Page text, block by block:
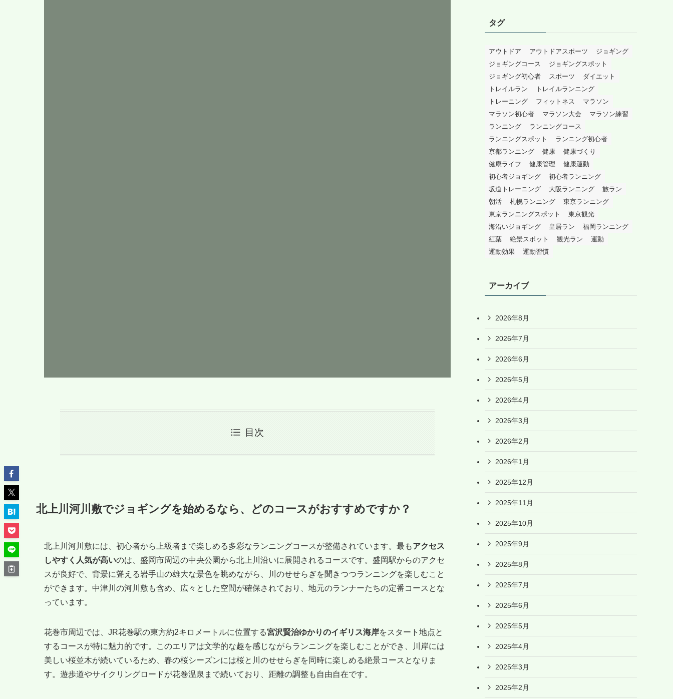
目次
北上川河川敷でジョギングを始めるなら、どのコースがおすすめですか？
北上川河川敷には、初心者から上級者まで楽しめる多彩なランニングコースが整備されています。最もアクセス
しやすく人気が高いのは、盛岡市周辺の中央公園から北上川沿いに展開されるコースです。盛岡駅からのアクセ
スが良好で、背景に聳える岩手山の雄大な景色を眺めながら、川のせせらぎを聞きつつランニングを楽しむこと
ができます。中津川の河川敷も含め、広々とした空間が確保されており、地元のランナーたちの定番コースとな
っています。
花巻市周辺では、JR花巻駅の東方約2キロメートルに位置する宮沢賢治ゆかりのイギリス海岸をスタート地点と
するコースが特に魅力的です。このエリアは文学的な趣を感じながらランニングを楽しむことができ、川岸には
美しい桜並木が続いているため、春の桜シーズンには桜と川のせせらぎを同時に楽しめる絶景コースとなりま
す。遊歩道やサイクリングロードが花巻温泉まで続いており、距離の調整も自由自在です。
タグ
アウトドア アウトドアスポーツ
ジョギング
ジョギングコース
ジョギングスポット
ジョギング初心者
スポーツ
ダイエット
トレイルラン
トレイルランニング
トレーニング
フィットネス
マラソン
マラソン初心者
マラソン大会
マラソン練習
ランニング
ランニングコース
ランニングスポット
ランニング初心者
京都ランニング
健康
健康づくり
健康ライフ
健康管理
健康運動
初心者ジョギング
初心者ランニング
坂道トレーニング
大阪ランニング
旅ラン
朝活
札幌ランニング
東京ランニング
東京ランニングスポット
東京観光
海沿いジョギング
皇居ラン
福岡ランニング
紅葉
絶景スポット 観光ラン
運動
運動効果
運動習慣
アーカイブ
2026年8月
2026年7月
2026年6月
2026年5月
2026年4月
2026年3月
2026年2月
2026年1月
2025年12月
2025年11月
2025年10月
2025年9月
2025年8月
2025年7月
2025年6月
2025年5月
2025年4月
2025年3月
2025年2月